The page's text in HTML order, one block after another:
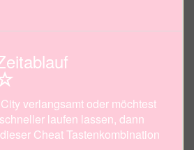
verlangsamt oder möchtest
laufen lassen, dann
Cheat Tastenkombination